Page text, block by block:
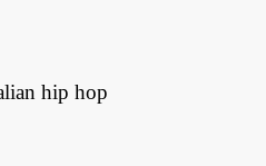
hip hop